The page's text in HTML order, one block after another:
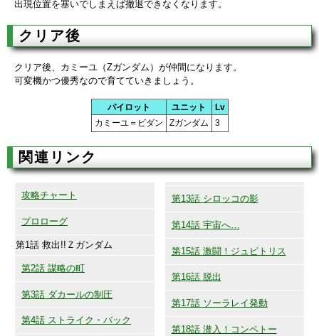
出現位置を塞いでしまえば撤退できなくなります。
クリア後
クリア後、カミーユ（Ζガンダム）が仲間になります。
可変機かつ優秀なので育てていきましょう。
パイロット ユニット
Lv
カミーユ＝ビダン
Ζガンダム 3
関連リンク
攻略チャート
プロローグ
第1話 救出!!Ｚガンダム
第2話 謀略の町
第3話 ダカールの制圧
第4話 ストライク・バック
第13話 シロッコの影
第14話 宇宙へ…
第15話 激闘！ジュピトリス
第16話 脱出
第17話 ソーラレイ発動
第18話 潜入！コンペトー